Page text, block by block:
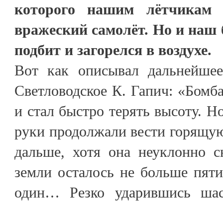
которого нашим лётчикам
вражеский самолёт. Но и
подбит и загорелся в воздухе.
Вот как описывал
Светловодское К. Гапич:
и стал быстро терять высоту.
руки продолжали вести
дальше, хотя она неуклонно
земли осталось не больше
один… Резко ударившись